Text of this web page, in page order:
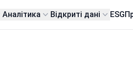
Аналітика Відкриті дані ESG